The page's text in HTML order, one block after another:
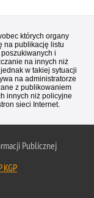
których organy
na publikację listu
i
na innych niż
w takiej sytuacji
na administratorze
z publikowaniem
innych niż policyjne
sieci Internet.
Publicznej
KGP